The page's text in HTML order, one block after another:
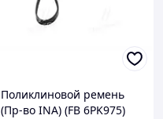
Поликлиновой ремень
(Пр-во INA) (FB 6PK975)